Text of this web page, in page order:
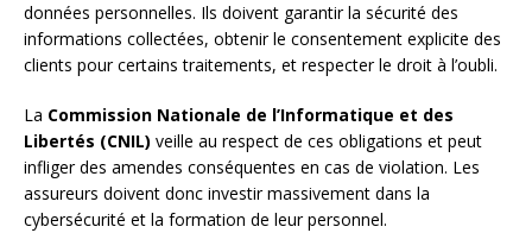
données personnelles. Ils doivent garantir la sécurité des
informations collectées, obtenir le consentement explicite des
clients pour certains traitements, et respecter le droit à l’oubli.
La Commission Nationale de l’Informatique et des
Libertés (CNIL) veille au respect de ces obligations et peut
infliger des amendes conséquentes en cas de violation. Les
assureurs doivent donc investir massivement dans la
cybersécurité et la formation de leur personnel.